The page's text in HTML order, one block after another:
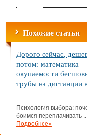
Похожие статьи
Дорого сейчас,
потом: математика
окупаемости
трубы на дистанции
Психология выбора:
боимся переплачивать ...
Подробнее»